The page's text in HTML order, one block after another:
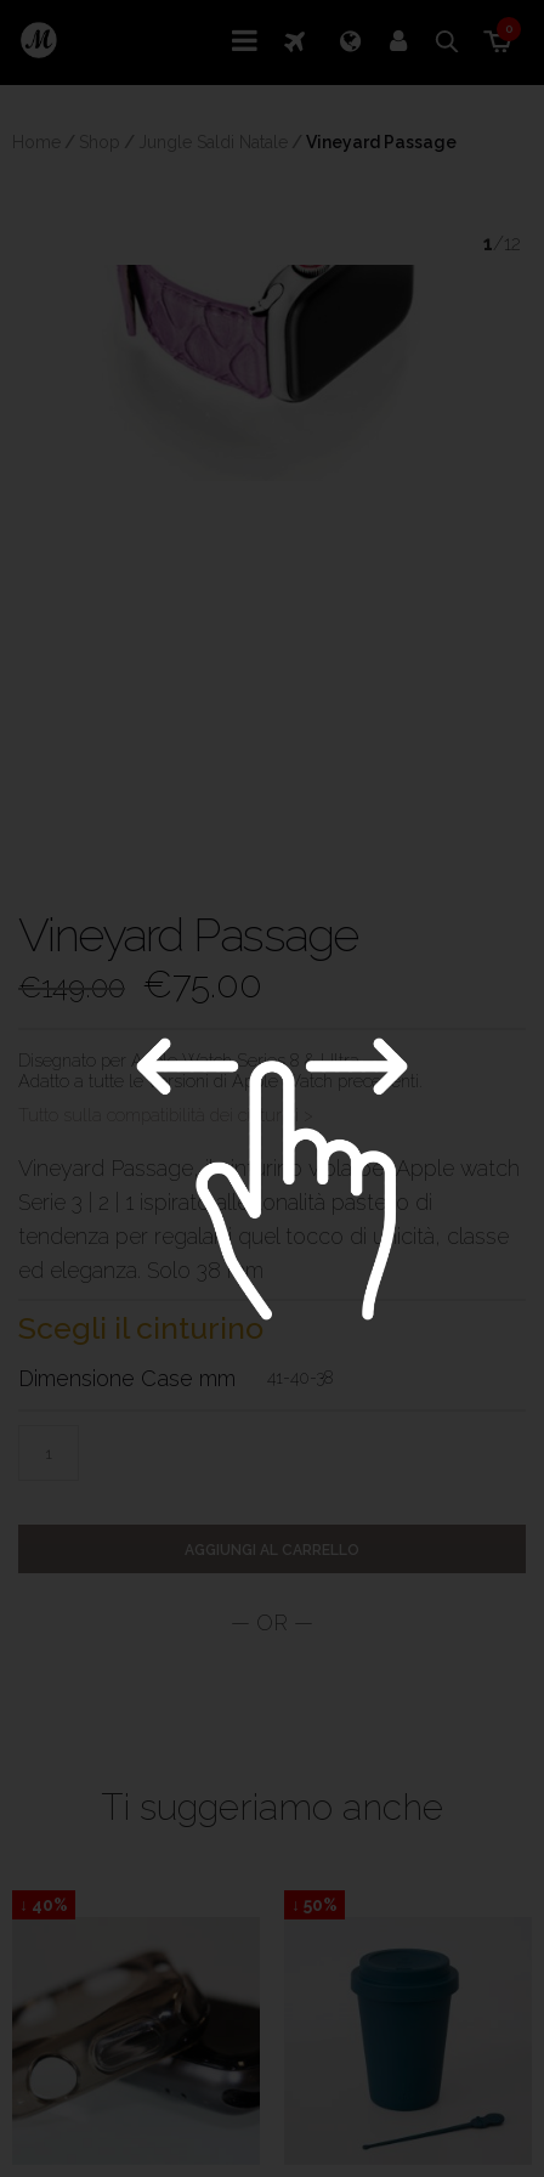
0
Vineyard Passage
1 /12
Vineyard Passage
€149.00 €75.00
Disegnato per Apple Watch Series 8 & Ultra.
Adatto a tutte le versioni di Apple Watch precedenti.
Tutto sulla compatibilità dei cinturini >
Vineyard Passage, il cinturino viola per Apple watch
Serie 3 | 2 | 1 ispirato alle tonalità pastello di
tendenza per regalarti quel tocco di unicità, classe
ed eleganza. Solo 38 mm
Scegli il cinturino
Dimensione Case mm 41-40-38
AGGIUNGI AL CARRELLO
Ti suggeriamo anche
↓ 40% ↓ 50%